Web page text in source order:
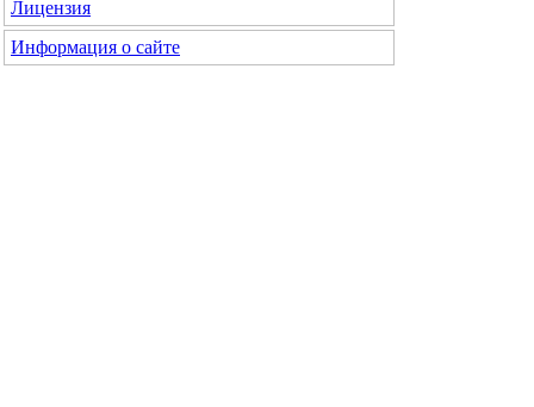
Лицензия
Информация о сайте